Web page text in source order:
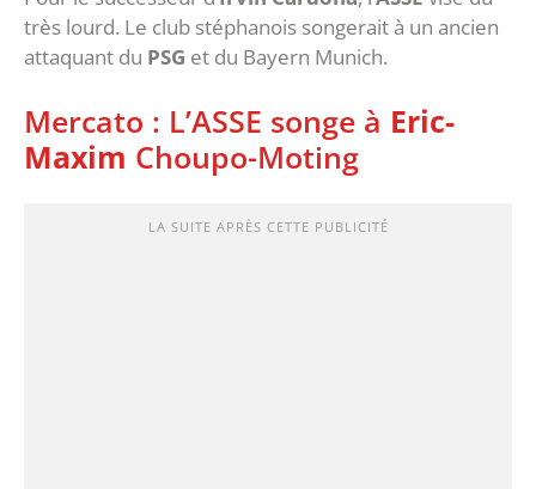
très lourd. Le club stéphanois songerait à un ancien
attaquant du PSG et du Bayern Munich.
Mercato : L’ASSE songe à Eric-
Maxim Choupo-Moting
LA SUITE APRÈS CETTE PUBLICITÉ